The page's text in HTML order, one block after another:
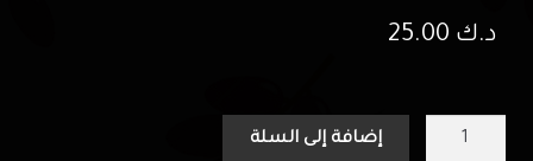
د.ك
إضافة إلى السلة